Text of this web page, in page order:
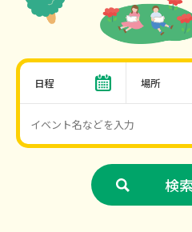
日程 場所